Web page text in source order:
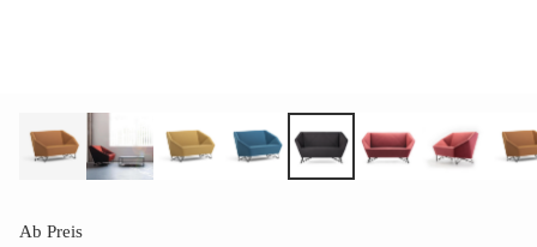
Ab Preis